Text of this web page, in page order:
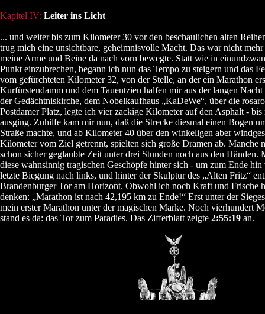
Kapitel IV: Leiter ins Licht
... und weiter bis zum Kilometer 30 vor den beschaulichen alten
trug mich eine unsichtbare, geheimnisvolle Macht. Das war nicht
meine Arme und Beine da nach vorn bewegte. Statt wie in
Punkt einzubrechen, begann ich nun das Tempo zu steigern und das
vom gefürchteten Kilometer 32, von der Stelle, an der ein Marathon
Kurfürstendamm und dem Tauentzien halfen mir aus der langen
der Gedächtniskirche, dem Nobelkaufhaus „KaDeWe“, über die
Postdamer Platz, legte ich vier zackige Kilometer auf den Asphalt -
ausging. Zuhilfe kam mir nun, daß die Strecke diesmal einen Bogen
Straße machte, und ab Kilometer 40 über den winkeligen aber
Kilometer vom Ziel getrennt, spielten sich große Dramen ab. Manche
schon sicher geglaubte Zeit unter drei Stunden noch aus den
diese wahnsinnig tragischen Geschöpfe hinter sich - um zum Ende
letzte Biegung nach links, und hinter der Skulptur des „Alten Fritz“
Brandenburger Tor am Horizont. Obwohl ich noch Kraft und Frische
denken: „Marathon ist nach 42,195 km zu Ende!“ Erst unter der
mein erster Marathon unter der magischen Marke. Noch vierhundert
stand es da: das Tor zum Paradies. Das Zifferblatt zeigte 2:55:19 an.